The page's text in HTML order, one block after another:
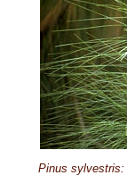
Pinus sylvestris: